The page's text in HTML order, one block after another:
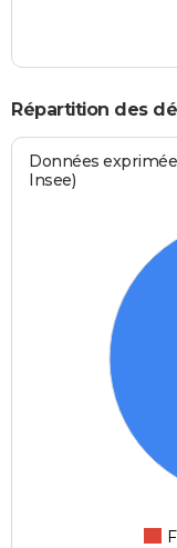
Répartition des
Données
Insee)